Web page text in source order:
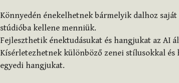
Könnyedén énekelhetnek bármelyik dalhoz
stúdióba kellene menniük.
Fejleszthetik énektudásukat és hangjukat az AI
Kísérletezhetnek különböző zenei stílusokkal
egyedi hangjukat.